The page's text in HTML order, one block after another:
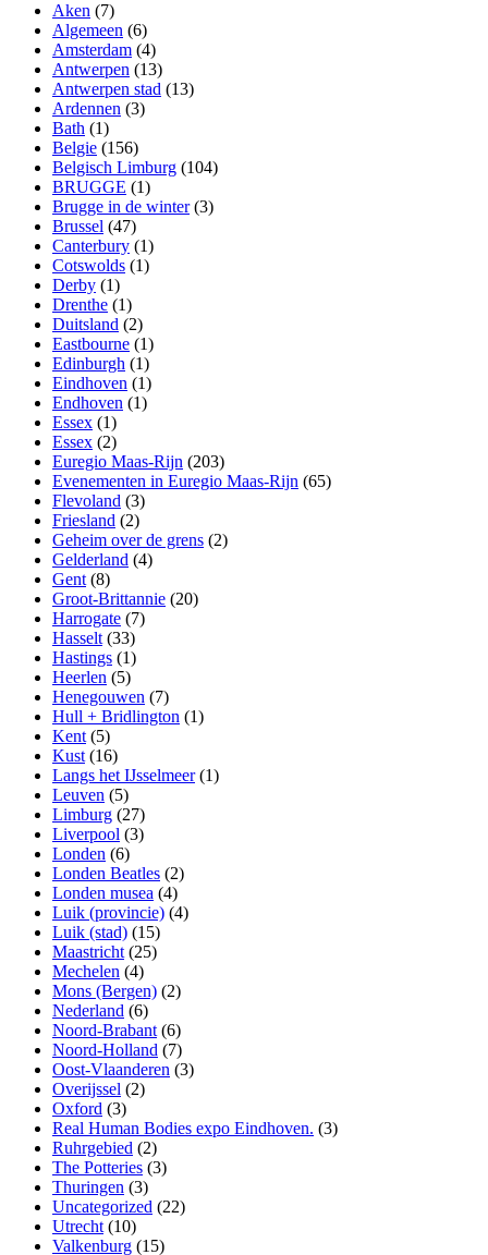
Aken (7)
Algemeen (6)
Amsterdam (4)
Antwerpen (13)
Antwerpen stad (13)
Ardennen (3)
Bath (1)
Belgie (156)
Belgisch Limburg (104)
BRUGGE (1)
Brugge in de winter(3)
Brussel (47)
Canterbury (1)
Cotswolds (1)
Derby (1)
Drenthe (1)
Duitsland (2)
Eastbourne (1)
Edinburgh (1)
Eindhoven (1)
Endhoven (1)
Essex (1)
Essex (2)
Euregio Maas-Rijn (203)
Evenementen in Euregio Maas-Rijn (65)
Flevoland (3)
Friesland (2)
Geheim over de grens (2)
Gelderland (4)
Gent (8)
Groot-Brittannie (20)
Harrogate (7)
Hasselt (33)
Hastings (1)
Heerlen (5)
Henegouwen (7)
Hull + Bridlington (1)
Kent (5)
Kust (16)
Langs het IJsselmeer(1)
Leuven (5)
Limburg (27)
Liverpool (3)
Londen (6)
Londen Beatles (2)
Londen musea (4)
Luik (provincie) (4)
Luik (stad) (15)
Maastricht (25)
Mechelen (4)
Mons (Bergen) (2)
Nederland (6)
Noord-Brabant (6)
Noord-Holland (7)
Oost-Vlaanderen (3)
Overijssel (2)
Oxford (3)
Real Human Bodies expo Eindhoven. (3)
Ruhrgebied (2)
The Potteries (3)
Thuringen (3)
Uncategorized (22)
Utrecht (10)
Valkenburg (15)